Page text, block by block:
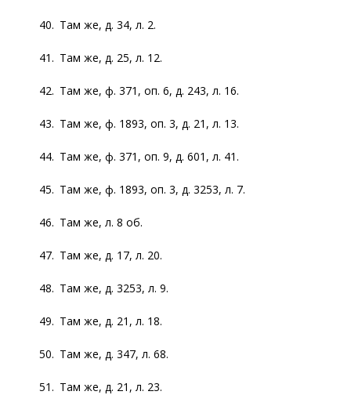
40. Там же, д. 34, л. 2.
41. Там же, д. 25, л. 12.
42. Там же, ф. 371, оп. 6, д. 243, л. 16.
43. Там же, ф. 1893, оп. 3, д. 21, л. 13.
44. Там же, ф. 371, оп. 9, д. 601, л. 41.
45. Там же, ф. 1893, оп. 3, д. 3253, л. 7.
46. Там же, л. 8 об.
47. Там же, д. 17, л. 20.
48. Там же, д. 3253, л. 9.
49. Там же, д. 21, л. 18.
50. Там же, д. 347, л. 68.
51. Там же, д. 21, л. 23.